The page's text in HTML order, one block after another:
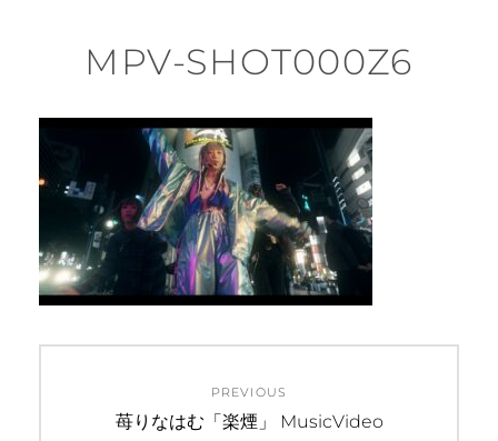
MPV-SHOT000Z6
PREVIOUS
Previous
苺りなはむ「楽煙」 MusicVideo